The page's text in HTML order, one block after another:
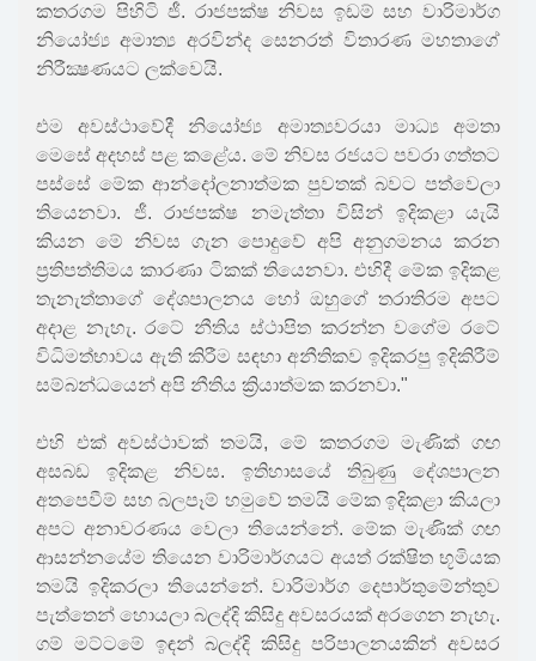
කතරගම පිහිටි ජී. රාජපක්ෂ නිවස ඉඩම් සහ වාරිමාර්ග
නියෝජ්‍ය අමාත්‍ය අරවින්ද සෙනරත් විතාරණ මහතාගේ
නිරීක්‍ෂණයට ලක්වෙයි.
එම අවස්ථාවේදී නියෝජ්‍ය අමාත්‍යවරයා මාධ්‍ය අමතා
මෙසේ අදහස් පළ කළේය. මේ නිවස රජයට පවරා ගත්තට
පස්සේ මේක ආන්දෝලනාත්මක පුවතක් බවට පත්වෙලා
තියෙනවා. ජී. රාජපක්ෂ නමැත්තා විසින් ඉදිකළා යැයි
කියන මේ නිවස ගැන පොදුවේ අපි අනුගමනය කරන
ප්‍රතිපත්තිමය කාරණා ටිකක් තියෙනවා. එහිදී මේක ඉදිකළ
තැනැත්තාගේ දේශපාලනය හෝ ඔහුගේ තරාතිරම අපට
අදාළ නැහැ. රටේ නීතිය ස්ථාපිත කරන්න වගේම රටේ
විධිමත්භාවය ඇති කිරීම සඳහා අනීතිකව ඉදිකරපු ඉදිකිරීම්
සම්බන්ධයෙන් අපි නීතිය ක්‍රියාත්මක කරනවා."
එහි එක් අවස්ථාවක් තමයි, මේ කතරගම මැණික් ගඟ
අසබඩ ඉදිකළ නිවස. ඉතිහාසයේ තිබුණු දේශපාලන
අතපෙවීම් සහ බලපෑම් හමුවේ තමයි මේක ඉදිකළා කියලා
අපට අනාවරණය වෙලා තියෙන්නේ. මේක මැණික් ගඟ
ආසන්නයේම තියෙන වාරිමාර්ගයට අයත් රක්ෂිත භූමියක
තමයි ඉදිකරලා තියෙන්නේ. වාරිමාර්ග දෙපාර්තුමේන්තුව
පැත්තෙන් හොයලා බලද්දි කිසිදු අවසරයක් අරගෙන නැහැ.
ගම් මට්ටමේ ඉඳන් බලද්දි කිසිදු පරිපාලනයකින් අවසර